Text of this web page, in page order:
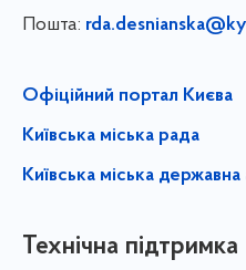
Пошта:
Офіційний портал Києва
Київська міська рада
Київська міська державна
Технічна підтримка